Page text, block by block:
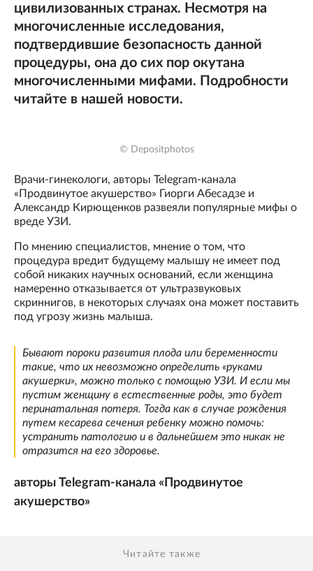
цивилизованных странах. Несмотря на
многочисленные исследования,
подтвердившие безопасность данной
процедуры, она до сих пор окутана
многочисленными мифами. Подробности
читайте в нашей новости.
© Depositphotos
Врачи-гинекологи, авторы Telegram-канала
«Продвинутое акушерство» Гиорги Абесадзе и
Александр Кирющенков развеяли популярные мифы о
вреде УЗИ.
По мнению специалистов, мнение о том, что
процедура вредит будущему малышу не имеет под
собой никаких научных оснований, если женщина
намеренно отказывается от ультразвуковых
скриннигов, в некоторых случаях она может поставить
под угрозу жизнь малыша.
Бывают пороки развития плода или беременности
такие, что их невозможно определить «руками
акушерки», можно только с помощью УЗИ. И если мы
пустим женщину в естественные роды, это будет
перинатальная потеря. Тогда как в случае рождения
путем кесарева сечения ребенку можно помочь:
устранить патологию и в дальнейшем это никак не
отразится на его здоровье.
авторы Telegram-канала «Продвинутое
акушерство»
Читайте также